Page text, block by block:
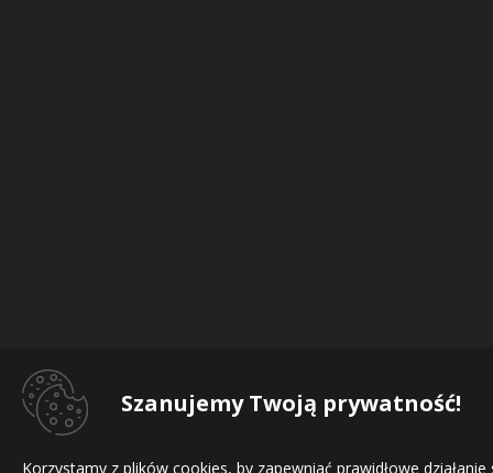
Szanujemy Twoją prywatność!
Korzystamy z plików cookies, by zapewniać prawidłowe